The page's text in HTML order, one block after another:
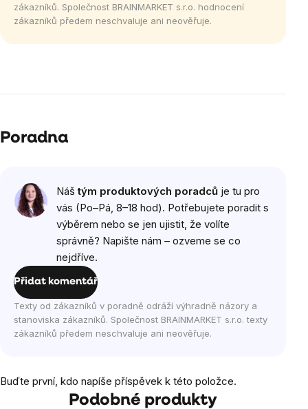
zákazníků. Společnost BRAINMARKET s.r.o. hodnocení
zákazníků předem neschvaluje ani neověřuje.
Poradna
Náštým produktových poradců je tu pro
vás (Po–Pá, 8–18 hod). Potřebujete poradit s
výběrem nebo se jen ujistit, že volíte
správně? Napište nám – ozveme se co
nejdříve.
Přidat komentář
Texty od zákazníků v poradně odráží výhradně názory a
stanoviska zákazníků. Společnost BRAINMARKET s.r.o. texty
zákazníků předem neschvaluje ani neověřuje.
Buďte první, kdo napíše příspěvek k této položce.
Podobné produkty